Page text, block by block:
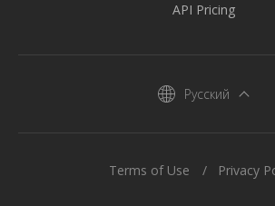
API Pricing
Русский
Terms of Use Privacy